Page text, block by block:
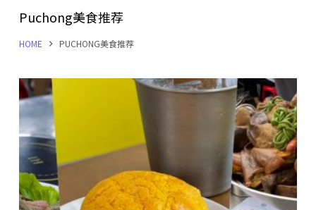
o
c
n
t
e
n
t
Puchong美食推荐
HOME PUCHONG美食推荐